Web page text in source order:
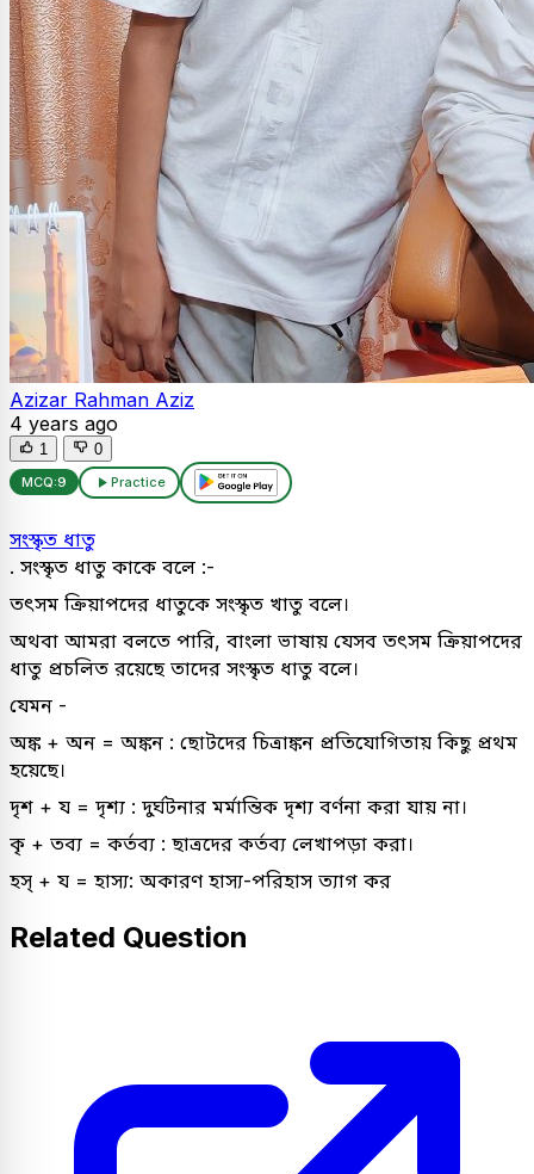
Azizar Rahman Aziz
4 years ago
1 0
MCQ:9 Practice
সংস্কৃত ধাতু
. সংস্কৃত ধাতু কাকে বলে :-
তৎসম ক্রিয়াপদের ধাতুকে সংস্কৃত খাতু বলে।
অথবা আমরা বলতে পারি, বাংলা ভাষায় যেসব তৎসম ক্রিয়াপদের
ধাতু প্রচলিত রয়েছে তাদের সংস্কৃত ধাতু বলে।
যেমন -
অঙ্ক + অন = অঙ্কন : ছোটদের চিত্রাঙ্কন প্রতিযোগিতায় কিছু প্রথম
হয়েছে।
দৃশ + য = দৃশ্য : দুর্ঘটনার মর্মান্তিক দৃশ্য বর্ণনা করা যায় না।
কৃ + তব্য = কর্তব্য : ছাত্রদের কর্তব্য লেখাপড়া করা।
হস্ + য = হাস্য: অকারণ হাস্য-পরিহাস ত্যাগ কর
Related Question